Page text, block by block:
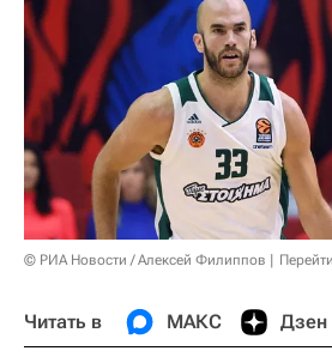
© РИА Новости / Алексей Филиппов
Читать в МАКС Дзен